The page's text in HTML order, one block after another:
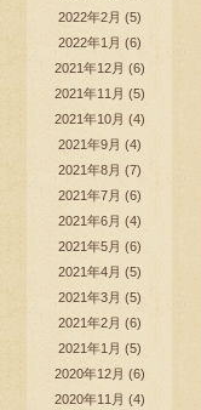
2022年2月 (5)
2022年1月 (6)
2021年12月 (6)
2021年11月 (5)
2021年10月 (4)
2021年9月 (4)
2021年8月 (7)
2021年7月 (6)
2021年6月 (4)
2021年5月 (6)
2021年4月 (5)
2021年3月 (5)
2021年2月 (6)
2021年1月 (5)
2020年12月 (6)
2020年11月 (4)